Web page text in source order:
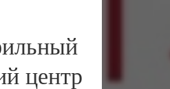
центр